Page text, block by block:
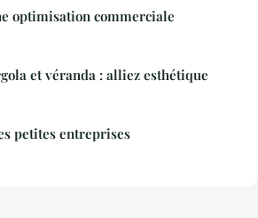
optimisation commerciale
et véranda : alliez esthétique
petites entreprises